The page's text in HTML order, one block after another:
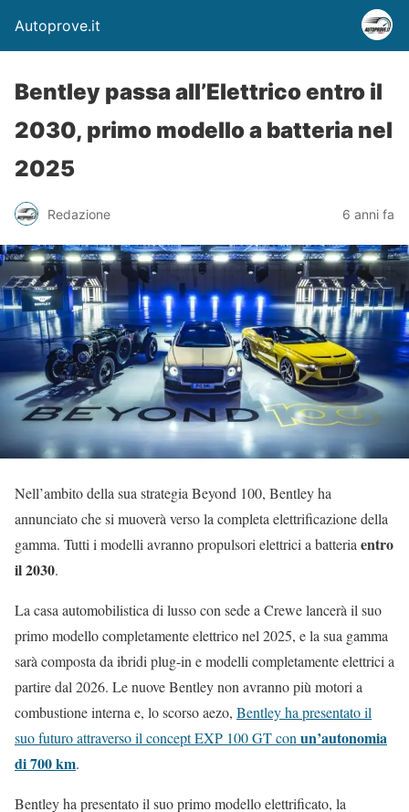
Autoprove.it
Bentley passa all’Elettrico entro il
2030, primo modello a batteria nel
2025
Redazione 6 anni fa
Nell’ambito della sua strategia Beyond 100, Bentley ha
annunciato che si muoverà verso la completa elettrificazione della
gamma. Tutti i modelli avranno propulsori elettrici a batteriaentro
il 2030.
La casa automobilistica di lusso con sede a Crewe lancerà il suo
primo modello completamente elettrico nel 2025, e la sua gamma
sarà composta da ibridi plug-in e modelli completamente elettrici a
partire dal 2026. Le nuove Bentley non avranno più motori a
combustione interna e, lo scorso aezo, Bentley ha presentato il
suo futuro attraverso il concept EXP 100 GT conun’autonomia
di 700 km.
Bentley ha presentato il suo primo modello elettrificato, la